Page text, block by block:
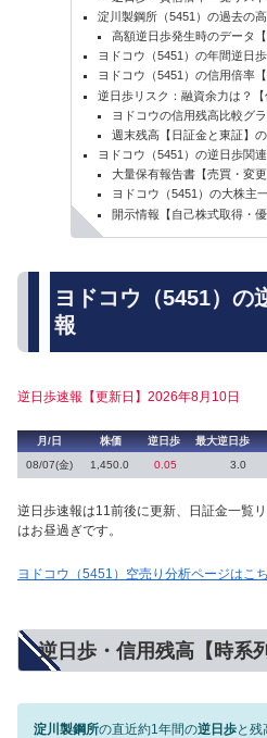
淀川製鋼所（5451）の過去の
高額逆日歩発生時のデータ
ヨドコウ（5451）の年間逆日
ヨドコウ（5451）の信用倍率【
逆日歩リスク：融資余力は？【
ヨドコウの信用残高比較グ
週末残高【日証金と東証】
ヨドコウ（5451）の逆日歩関
大量保有報告書【売買・変更
ヨドコウ（5451）の大株主
開示情報【自己株式取得・優
ヨドコウ（5451）の
報
逆日歩速報【更新日】2026年8月10日
月/日 株価 逆日歩 最大逆日歩
08/07(金)
1,450.0 0.05 3.0
逆日歩速報は11前後に更新、日証金一覧
はお昼過ぎです。
ヨドコウ（5451）空売り分析ページはこ
逆日歩・信用残高【時系
淀川製鋼所の直近約1年間の逆日歩と